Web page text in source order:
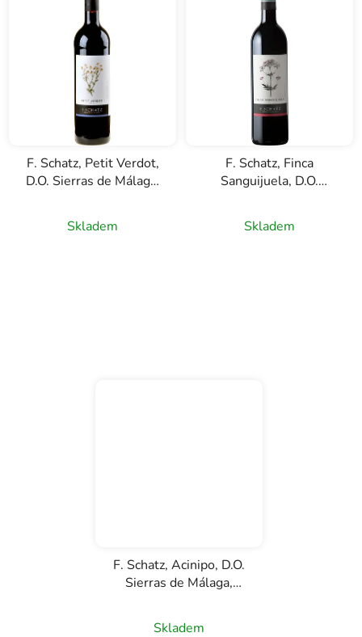
F. Schatz, Petit Verdot,
D.O. Sierras de Málaga,
Skladem
F. Schatz, Finca
Sanguijuela, D.O.
červené víno, 0,75l
Skladem
F. Schatz, Acinipo, D.O.
Sierras de Málaga,
Skladem